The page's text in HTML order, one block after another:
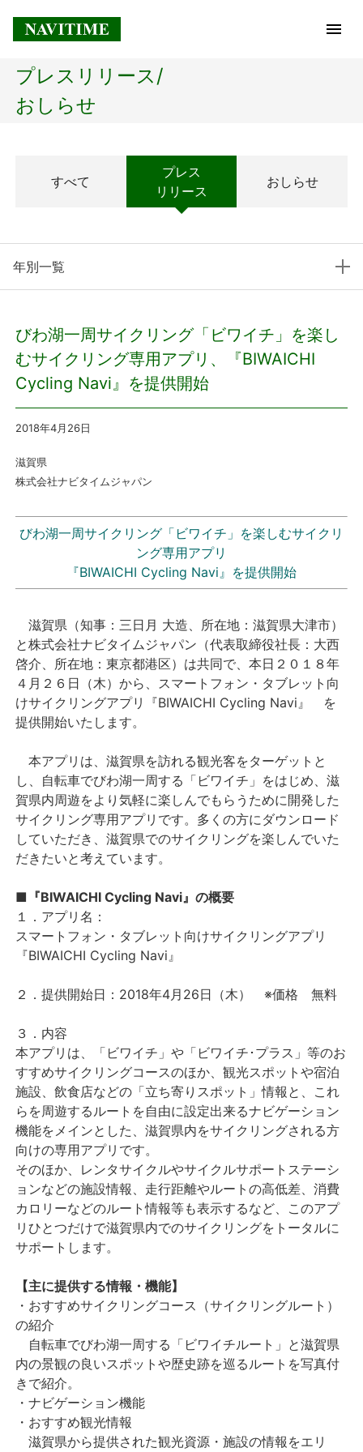
トップページ
経営理念
プレスリリース
サービス
個人向けサービス
法人向けサービス
English
プレスリリース/
おしらせ
すべて
プレス
リリース
おしらせ
年別一覧
びわ湖一周サイクリング「ビワイチ」を楽し
むサイクリング専用アプリ、『BIWAICHI
Cycling Navi』を提供開始
2018年4月26日
滋賀県
株式会社ナビタイムジャパン
びわ湖一周サイクリング「ビワイチ」を楽しむサイクリ
ング専用アプリ
『BIWAICHI Cycling Navi』を提供開始
滋賀県（知事：三日月 大造、所在地：滋賀県大津市）
と株式会社ナビタイムジャパン（代表取締役社長：大西
啓介、所在地：東京都港区）は共同で、本日２０１８年
４月２６日（木）から、スマートフォン・タブレット向
けサイクリングアプリ『BIWAICHI Cycling Navi』 を
提供開始いたします。
本アプリは、滋賀県を訪れる観光客をターゲットと
し、自転車でびわ湖一周する「ビワイチ」をはじめ、滋
賀県内周遊をより気軽に楽しんでもらうために開発した
サイクリング専用アプリです。多くの方にダウンロード
していただき、滋賀県でのサイクリングを楽しんでいた
だきたいと考えています。
■『BIWAICHI Cycling Navi』の概要
１．アプリ名：
スマートフォン・タブレット向けサイクリングアプリ
『BIWAICHI Cycling Navi』
２．提供開始日：2018年4月26日（木） ※価格 無料
３．内容
本アプリは、「ビワイチ」や「ビワイチ･プラス」等のお
すすめサイクリングコースのほか、観光スポットや宿泊
施設、飲食店などの「立ち寄りスポット」情報と、これ
らを周遊するルートを自由に設定出来るナビゲーション
機能をメインとした、滋賀県内をサイクリングされる方
向けの専用アプリです。
そのほか、レンタサイクルやサイクルサポートステーシ
ョンなどの施設情報、走行距離やルートの高低差、消費
カロリーなどのルート情報等も表示するなど、このアプ
リひとつだけで滋賀県内でのサイクリングをトータルに
サポートします。
【主に提供する情報・機能】
・おすすめサイクリングコース（サイクリングルート）
の紹介
自転車でびわ湖一周する「ビワイチルート」と滋賀県
内の景観の良いスポットや歴史跡を巡るルートを写真付
きで紹介。
・ナビゲーション機能
・おすすめ観光情報
滋賀県から提供された観光資源・施設の情報をエリ